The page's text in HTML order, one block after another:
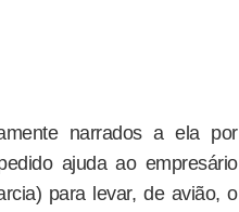
narrados a ela por
ajuda ao empresário
para levar, de avião, o